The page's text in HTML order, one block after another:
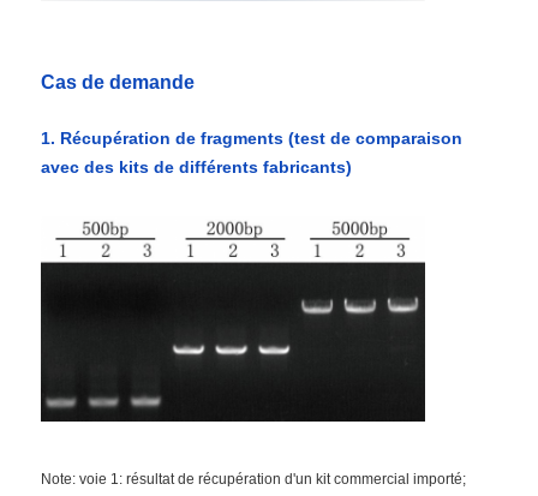
Cas de demande
1. Récupération de fragments (test de comparaison
avec des kits de différents fabricants)
Note: voie 1: résultat de récupération d'un kit commercial importé;